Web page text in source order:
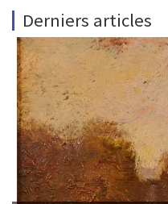
Derniers articles